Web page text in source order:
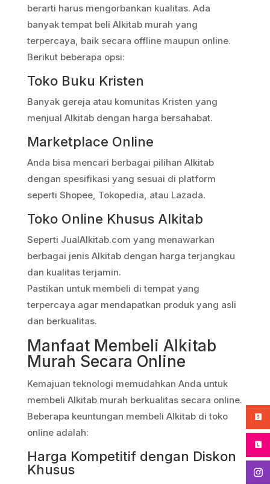
berarti harus mengorbankan kualitas. Ada
banyak tempat beli Alkitab murah yang
terpercaya, baik secara offline maupun online.
Berikut beberapa opsi:
Toko Buku Kristen
Banyak gereja atau komunitas Kristen yang
menjual Alkitab dengan harga bersahabat.
Marketplace Online
Anda bisa mencari berbagai pilihan Alkitab
dengan spesifikasi yang sesuai di platform
seperti Shopee, Tokopedia, atau Lazada.
Toko Online Khusus Alkitab
Seperti JualAlkitab.com yang menawarkan
berbagai jenis Alkitab dengan harga terjangkau
dan kualitas terjamin.
Pastikan untuk membeli di tempat yang
terpercaya agar mendapatkan produk yang asli
dan berkualitas.
Manfaat Membeli Alkitab
Murah Secara Online
Kemajuan teknologi memudahkan Anda untuk
membeli Alkitab murah berkualitas secara online.
Beberapa keuntungan membeli Alkitab di toko
online adalah:
Harga Kompetitif dengan Diskon
Khusus